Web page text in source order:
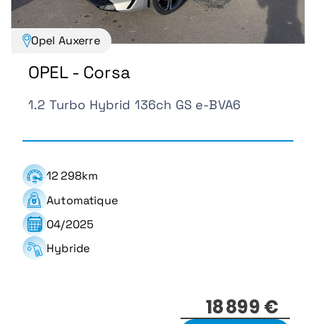
Opel Auxerre
OPEL - Corsa
1.2 Turbo Hybrid 136ch GS e-BVA6
12 298km
Automatique
04/2025
Hybride
18 899 €